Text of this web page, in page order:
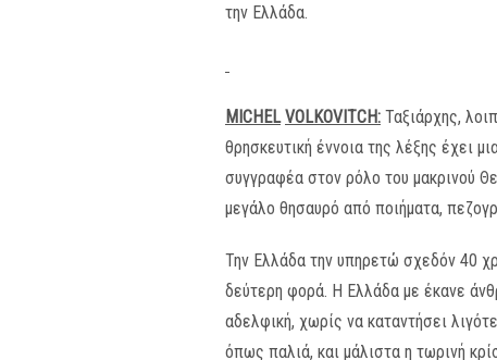
την Ελλάδα.
MICHEL VOLKOVITCH: Ταξιάρχης,
θρησκευτική έννοια της λέξης έχει
συγγραφέα στον ρόλο του μακρινού
μεγάλο θησαυρό από ποιήματα,
Την Ελλάδα την υπηρετώ σχεδόν 40
δεύτερη φορά. Η Ελλάδα με έκανε
αδελφική, χωρίς να καταντήσει
όπως παλιά, και μάλιστα η τωρινή